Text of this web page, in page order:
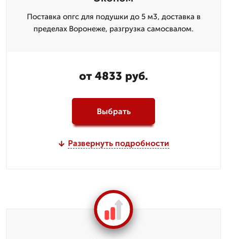
Поставка опгс для подушки до 5 м3, доставка в
пределах Воронеже, разгрузка самосвалом.
от 4833 руб.
Выбрать
Развернуть подробности